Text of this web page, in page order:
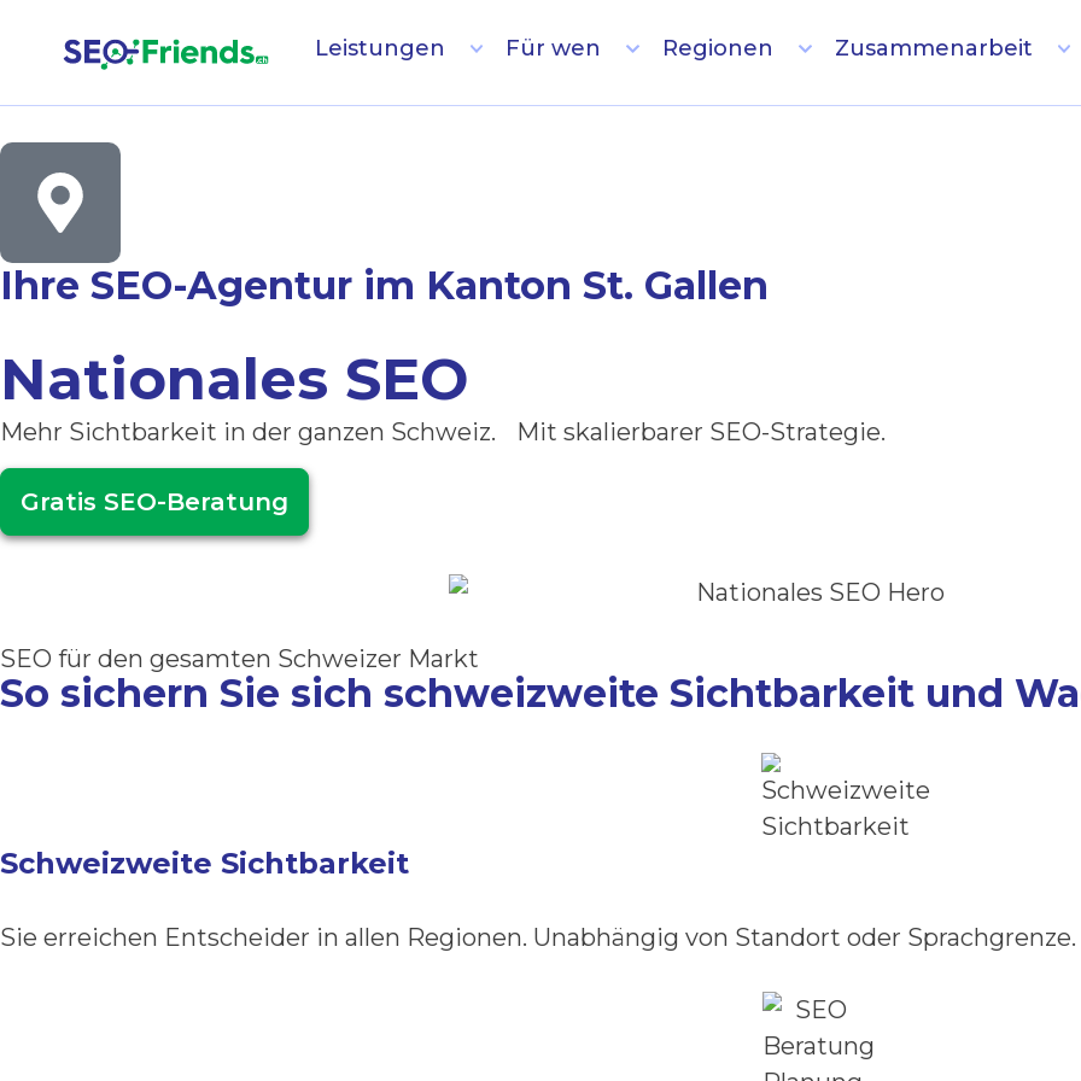
Leistungen Für wen Regionen Zusammenarbeit
Ihre SEO-Agentur im Kanton St. Gallen
Nationales SEO
Mehr Sichtbarkeit in der ganzen Schweiz. Mit skalierbarer SEO-Strategie.
Gratis SEO-Beratung
SEO für den gesamten Schweizer Markt
So sichern Sie sich schweizweite Sichtbarkeit und
Schweizweite Sichtbarkeit
Sie erreichen Entscheider in allen Regionen. Unabhängig von Standort oder Sprachgrenze.